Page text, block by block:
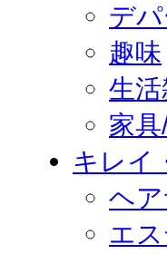
デ
趣味
生
家
キレイ
ヘ
エ